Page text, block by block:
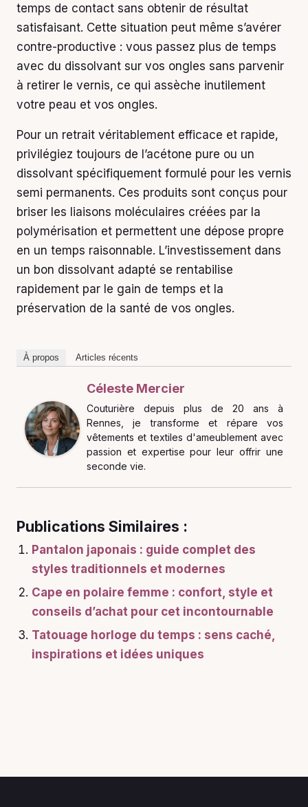
temps de contact sans obtenir de résultat
satisfaisant. Cette situation peut même s’avérer
contre-productive : vous passez plus de temps
avec du dissolvant sur vos ongles sans parvenir
à retirer le vernis, ce qui assèche inutilement
votre peau et vos ongles.
Pour un retrait véritablement efficace et rapide,
privilégiez toujours de l’acétone pure ou un
dissolvant spécifiquement formulé pour les vernis
semi permanents. Ces produits sont conçus pour
briser les liaisons moléculaires créées par la
polymérisation et permettent une dépose propre
en un temps raisonnable. L’investissement dans
un bon dissolvant adapté se rentabilise
rapidement par le gain de temps et la
préservation de la santé de vos ongles.
À propos Articles récents
Céleste Mercier
Couturière depuis plus de 20 ans à
Rennes, je transforme et répare vos
vêtements et textiles d'ameublement avec
passion et expertise pour leur offrir une
seconde vie.
Publications Similaires :
Pantalon japonais : guide complet des
styles traditionnels et modernes
Cape en polaire femme : confort, style et
conseils d’achat pour cet incontournable
Tatouage horloge du temps : sens caché,
inspirations et idées uniques